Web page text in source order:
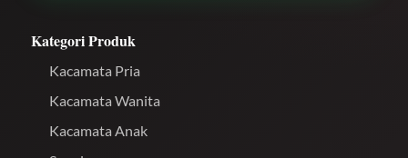
Kategori Produk
Kacamata Pria
Kacamata Wanita
Kacamata Anak